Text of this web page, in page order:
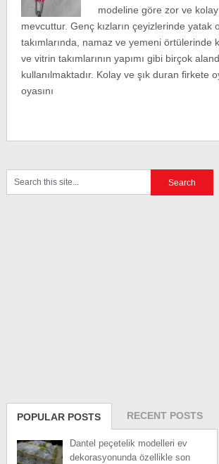
modeline göre zor ve
mevcuttur. Genç kızların çeyizlerinde yatak
takımlarında, namaz ve yemeni örtülerinde
ve vitrin takımlarının yapımı gibi birçok
kullanılmaktadır. Kolay ve şık duran firkete
oyasını
POPULAR POSTS RECENT POSTS
Dantel peçetelik modelleri ev
dekorasyonunda özellikle son